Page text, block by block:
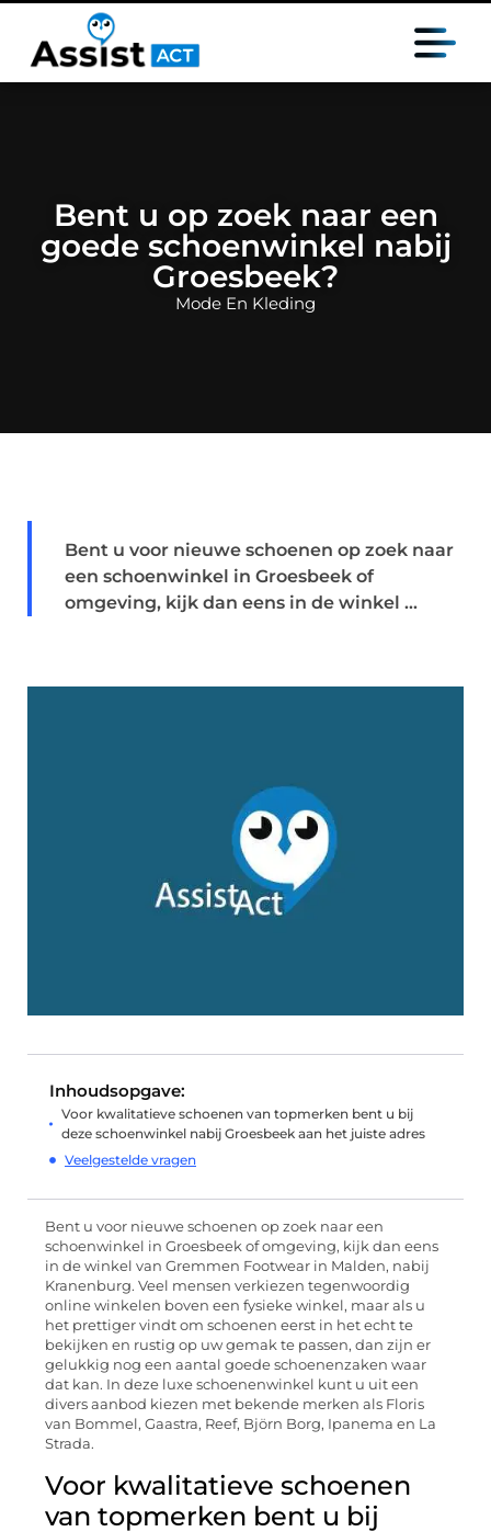
Bent u op zoek naar een
goede schoenwinkel nabij
Groesbeek?
Mode En Kleding
Bent u voor nieuwe schoenen op zoek naar
een schoenwinkel in Groesbeek of
omgeving, kijk dan eens in de winkel ...
Inhoudsopgave:
Voor kwalitatieve schoenen van topmerken bent u bij
deze schoenwinkel nabij Groesbeek aan het juiste adres
Veelgestelde vragen
Bent u voor nieuwe schoenen op zoek naar een
schoenwinkel in Groesbeek of omgeving, kijk dan eens
in de winkel van Gremmen Footwear in Malden, nabij
Kranenburg. Veel mensen verkiezen tegenwoordig
online winkelen boven een fysieke winkel, maar als u
het prettiger vindt om schoenen eerst in het echt te
bekijken en rustig op uw gemak te passen, dan zijn er
gelukkig nog een aantal goede schoenenzaken waar
dat kan. In deze luxe schoenenwinkel kunt u uit een
divers aanbod kiezen met bekende merken als Floris
van Bommel, Gaastra, Reef, Björn Borg, Ipanema en La
Strada.
Voor kwalitatieve schoenen
van topmerken bent u bij